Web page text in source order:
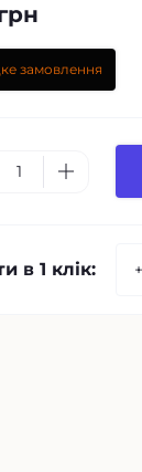
замовлення
в 1 клік: